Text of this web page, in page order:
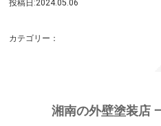
投稿日:2024.05.06
カテゴリー：
湘南の外壁塗装店